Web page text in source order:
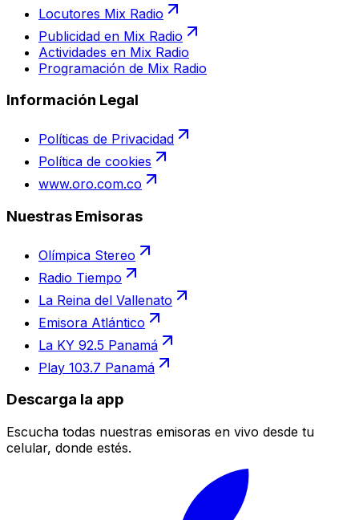
Locutores Mix Radio
Publicidad en Mix Radio
Actividades en Mix Radio
Programación de Mix Radio
Información Legal
Políticas de Privacidad
Política de cookies
www.oro.com.co
Nuestras Emisoras
Olímpica Stereo
Radio Tiempo
La Reina del Vallenato
Emisora Atlántico
La KY 92.5 Panamá
Play 103.7 Panamá
Descarga la app
Escucha todas nuestras emisoras en vivo desde tu
celular, donde estés.